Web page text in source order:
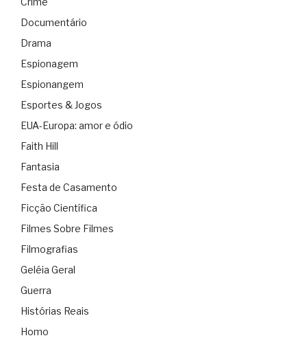
Documentário
Drama
Espionagem
Espionangem
Esportes & Jogos
EUA-Europa: amor e ódio
Faith Hill
Fantasia
Festa de Casamento
Ficção Científica
Filmes Sobre Filmes
Filmografias
Geléia Geral
Guerra
Histórias Reais
Homo